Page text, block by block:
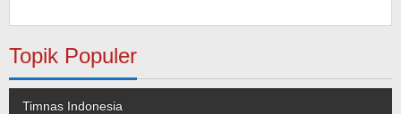
Topik Populer
Timnas Indonesia